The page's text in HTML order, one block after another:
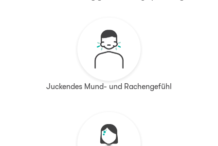
Juckendes Mund- und Rachengefühl